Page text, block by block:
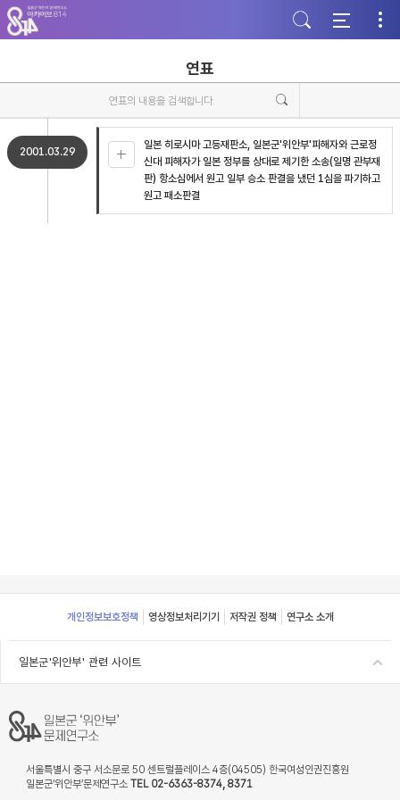
주
메
뉴
가
본
문
바
기
하
단
바
기
연표
2001.03.29
일본 히로시마 고등재판소, 일본군'위안부'피해자와 근로정
신대 피해자가 일본 정부를 상대로 제기한 소송(일명 관부재
판) 항소심에서 원고 일부 승소 판결을 냈던 1심을 파기하고
원고 패소판결
Footer
개인정보보호정책 영상정보처리기기 저작권 정책 연구소 소개
일본군'위안부' 관련 사이트
서울특별시 중구 서소문로 50 센트럴플레이스 4층(04505) 한국여성인권진흥원
일본군‘위안부’문제연구소 TEL 02-6363-8374, 8371